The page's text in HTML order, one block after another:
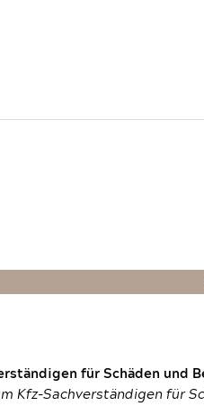
für Schäden und
Kfz-Sachverständigen für